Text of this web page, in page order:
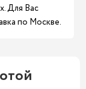
Для Вас
по Москве.